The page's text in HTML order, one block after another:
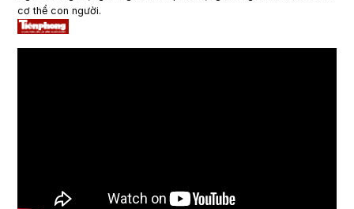
cơ thể con người.